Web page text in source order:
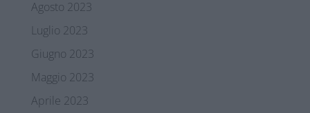
Agosto 2023
Luglio 2023
Giugno 2023
Maggio 2023
Aprile 2023